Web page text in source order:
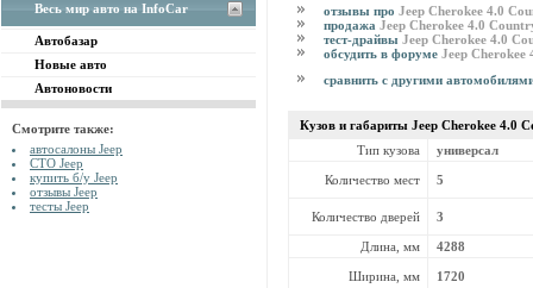
Весь мир авто на InfoCar
Автобазар
Новые авто
Автоновости
Смотрите также:
автосалоны Jeep
СТО Jeep
купить б/у Jeep
отзывы Jeep
тесты Jeep
отзывы про Jeep Cherokee 4.0
продажа Jeep Cherokee 4.0
тест-драйвы Jeep Cherokee 4.0
обсудить в форуме Jeep
сравнить с другими
Кузов и габариты Jeep Cherokee 4.0
Тип кузова
универсал
Количество мест 5
Количество дверей 3
Длина, мм 4288
Ширина, мм 1720